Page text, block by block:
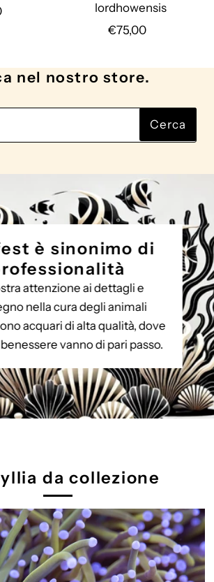
lordhowensis
Prezzo
listino
€75,00
nel nostro store.
Cerca
è sinonimo di
attenzione ai dettagli e
nella cura degli animali
acquari di alta qualità, dove
vanno di pari passo.
da collezione